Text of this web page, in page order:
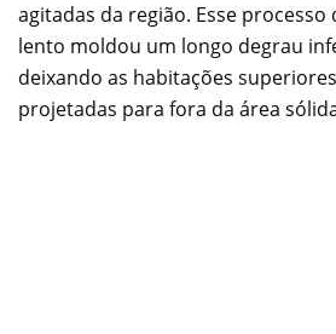
agitadas da região. Esse
lento moldou um longo degrau
deixando as habitações
projetadas para fora da área